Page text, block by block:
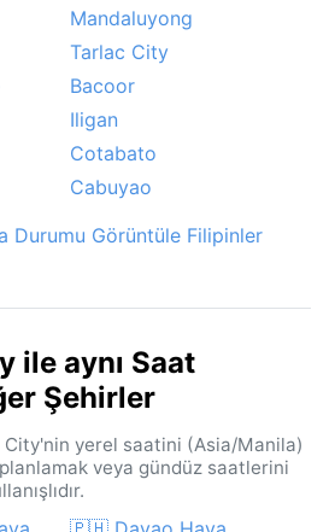
Mandaluyong
Tarlac City
Bacoor
Iligan
Cotabato
Cabuyao
Durumu Görüntüle Filipinler
ile aynı Saat
Şehirler
yerel saatini (Asia/Manila)
veya gündüz saatlerini